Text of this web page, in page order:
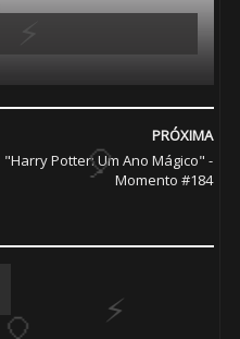
PRÓXIMA
"Harry Potter: Um Ano Mágico" -
Momento #184
1️⃣ 8️⃣
🎂